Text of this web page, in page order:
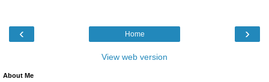
‹ ›
Home
View web version
About Me